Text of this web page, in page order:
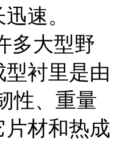
速。
多大型野
衬里是由
性、重量
材和热成